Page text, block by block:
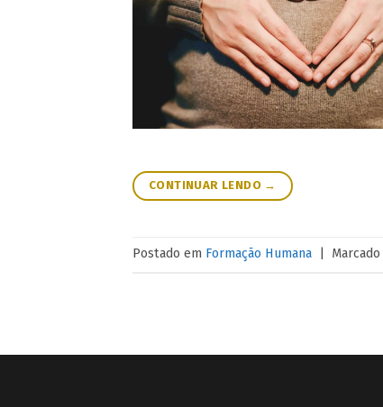
CONTINUAR LENDO →
Postado em Formação Humana Marcado